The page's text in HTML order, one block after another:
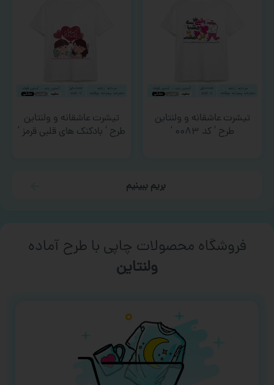
تیشرت عاشقانه و ولنتاین
طرح ‘ کد ۰۰۸۳ ‘
تیشرت عاشقانه و ولنتاین
طرح ‘ بادکنک های قلبی قرمز ‘
بریم ببینیم
فروشگاه محصولات چاپی با طرح آماده
ورزشی